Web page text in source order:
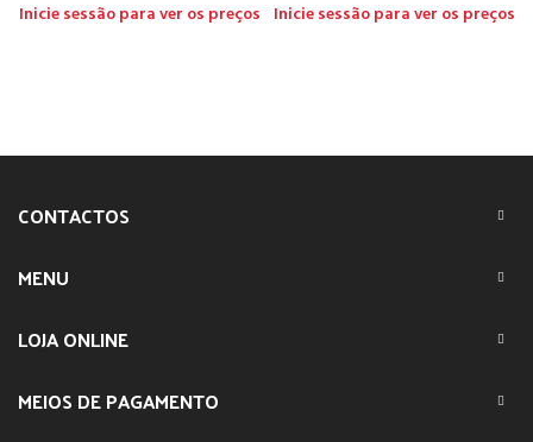
Inicie sessão para ver os preços Inicie sessão para ver os preços
CONTACTOS
MENU
LOJA ONLINE
MEIOS DE PAGAMENTO